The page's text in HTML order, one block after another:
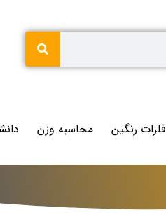
فلزات رنگین محاسبه وزن